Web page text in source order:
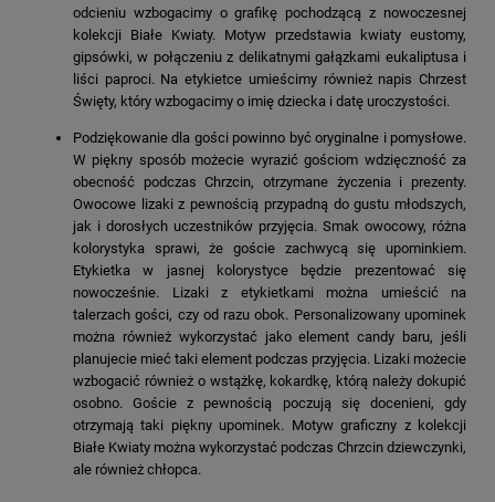
odcieniu wzbogacimy o grafikę pochodzącą z nowoczesnej
kolekcji Białe Kwiaty. Motyw przedstawia kwiaty eustomy,
gipsówki, w połączeniu z delikatnymi gałązkami eukaliptusa i
liści paproci. Na etykietce umieścimy również napis Chrzest
Święty, który wzbogacimy o imię dziecka i datę uroczystości.
Podziękowanie dla gości powinno być oryginalne i pomysłowe.
W piękny sposób możecie wyrazić gościom wdzięczność za
obecność podczas Chrzcin, otrzymane życzenia i prezenty.
Owocowe lizaki z pewnością przypadną do gustu młodszych,
jak i dorosłych uczestników przyjęcia. Smak owocowy, różna
kolorystyka sprawi, że goście zachwycą się upominkiem.
Etykietka w jasnej kolorystyce będzie prezentować się
nowocześnie. Lizaki z etykietkami można umieścić na
talerzach gości, czy od razu obok. Personalizowany upominek
można również wykorzystać jako element candy baru, jeśli
planujecie mieć taki element podczas przyjęcia. Lizaki możecie
wzbogacić również o wstążkę, kokardkę, którą należy dokupić
osobno. Goście z pewnością poczują się docenieni, gdy
otrzymają taki piękny upominek. Motyw graficzny z kolekcji
Białe Kwiaty można wykorzystać podczas Chrzcin dziewczynki,
ale również chłopca.